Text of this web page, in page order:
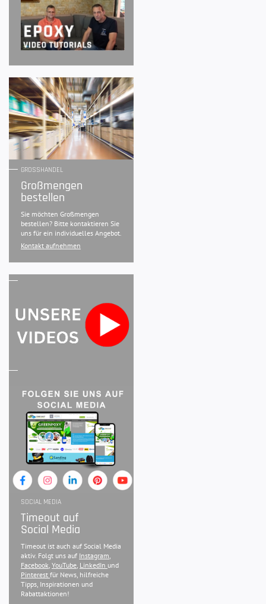
GROSSHANDEL
Großmengen
bestellen
Sie möchten Großmengen
bestellen? Bitte kontaktieren Sie
uns für ein individuelles Angebot.
Kontakt aufnehmen
SOCIAL MEDIA
Timeout auf
Social Media
Timeout ist auch auf Social Media
aktiv. Folgt uns auf Instagram
Facebook YouTube LinkedIn und
Pinterest für News, hilfreiche
Tipps, Inspirationen und
Rabattaktionen!